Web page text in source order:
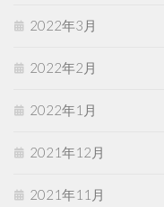
2022年3月
2022年2月
2022年1月
2021年12月
2021年11月